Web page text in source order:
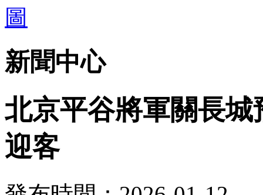
新聞中心
北京平谷將軍關長城
迎客